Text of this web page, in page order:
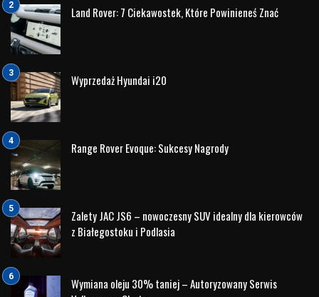
Land Rover: 7 Ciekawostek, Które Powinieneś Znać
Wyprzedaż Hyundai i20
Range Rover Evoque: Sukcesy Nagrody
Zalety JAC JS6 – nowoczesny SUV idealny dla kierowców
z Białegostoku i Podlasia
Wymiana oleju 30% taniej – Autoryzowany Serwis